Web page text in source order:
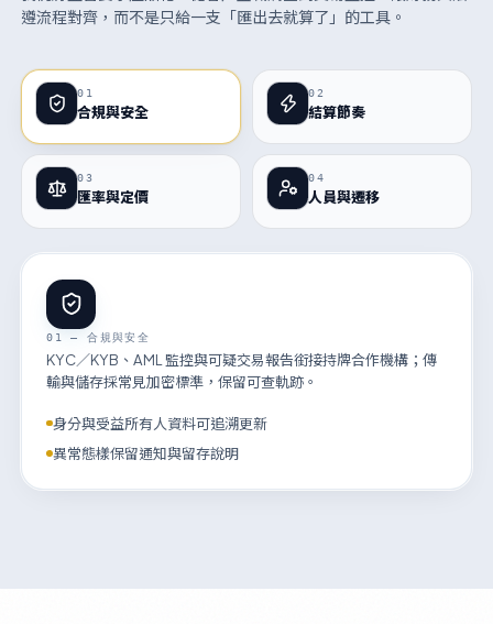
遵流程對齊，而不是只給一支「匯出去就算了」的工具。
01
合規與安全
02
結算節奏
03
匯率與定價
04
人員與遷移
01 — 合規與安全
KYC／KYB、AML 監控與可疑交易報告銜接持牌合作機構；傳
輸與儲存採常見加密標準，保留可查軌跡。
身分與受益所有人資料可追溯更新
異常態樣保留通知與留存說明